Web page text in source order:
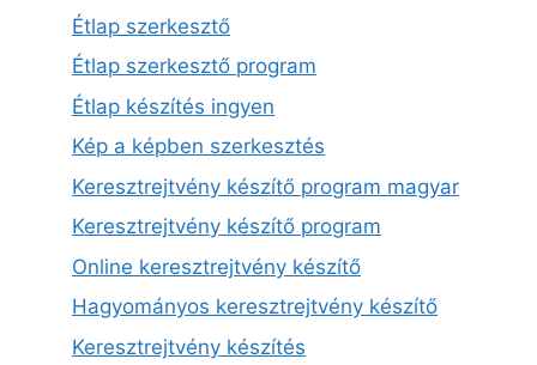
Étlap szerkesztő
Étlap szerkesztő program
Étlap készítés ingyen
Kép a képben szerkesztés
Keresztrejtvény készítő program magyar
Keresztrejtvény készítő program
Online keresztrejtvény készítő
Hagyományos keresztrejtvény készítő
Keresztrejtvény készítés